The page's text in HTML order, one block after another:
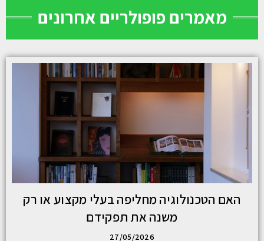
מאמרים פופולריים אחרונים
האם הטכנולוגיה מחליפה בעלי מקצוע או רק
משנה את תפקידם
27/05/2026